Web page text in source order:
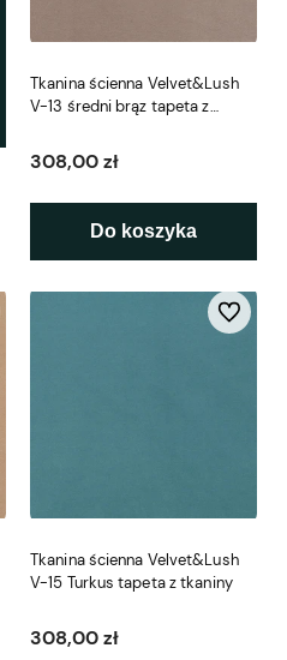
Tkanina ścienna Velvet&Lush
V-13 średni brąz tapeta z
308,00 zł
Do koszyka
Tkanina ścienna Velvet&Lush
V-15 Turkus tapeta z tkaniny
308,00 zł
Do